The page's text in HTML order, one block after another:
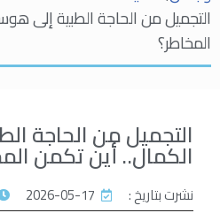
التجميل من الحاجة الطبية إلى
المخاطر؟
التجميل من الحاجة
الكمال.. أين تكمن
نشرت بتاريخ : 2026-05-17